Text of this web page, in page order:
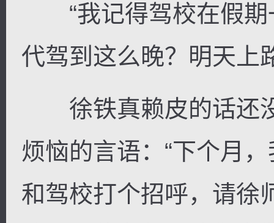
“我记得驾校在假期
代驾到这么晚？明天上
徐铁真赖皮的话还
烦恼的言语：“下个月
和驾校打个招呼，请徐